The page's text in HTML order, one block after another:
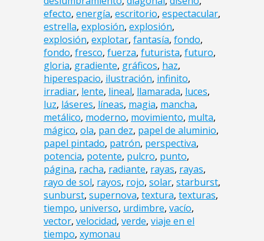
efecto, energía, escritorio, espectacular,
estrella, explosión, explosión,
explosión, explotar, fantasía, fondo,
fondo, fresco, fuerza, futurista, futuro,
gloria, gradiente, gráficos, haz,
hiperespacio, ilustración, infinito,
irradiar, lente, lineal, llamarada, luces,
luz, láseres, líneas, magia, mancha,
metálico, moderno, movimiento, multa,
mágico, ola, pan dez, papel de aluminio,
papel pintado, patrón, perspectiva,
potencia, potente, pulcro, punto,
página, racha, radiante, rayas, rayas,
rayo de sol, rayos, rojo, solar, starburst,
sunburst, supernova, textura, texturas,
tiempo, universo, urdimbre, vacío,
vector, velocidad, verde, viaje en el
tiempo, xymonau